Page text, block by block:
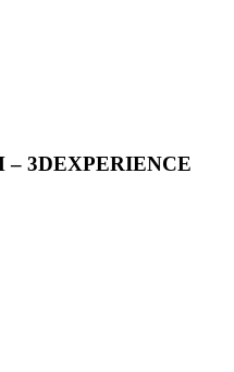
– 3DEXPERIENCE